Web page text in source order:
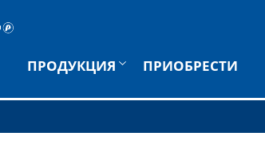
ПРОДУКЦИЯ ПРИОБРЕСТИ